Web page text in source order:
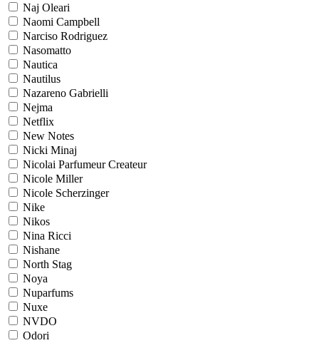
Naj Oleari
Naomi Campbell
Narciso Rodriguez
Nasomatto
Nautica
Nautilus
Nazareno Gabrielli
Nejma
Netflix
New Notes
Nicki Minaj
Nicolai Parfumeur Createur
Nicole Miller
Nicole Scherzinger
Nike
Nikos
Nina Ricci
Nishane
North Stag
Noya
Nuparfums
Nuxe
NVDO
Odori